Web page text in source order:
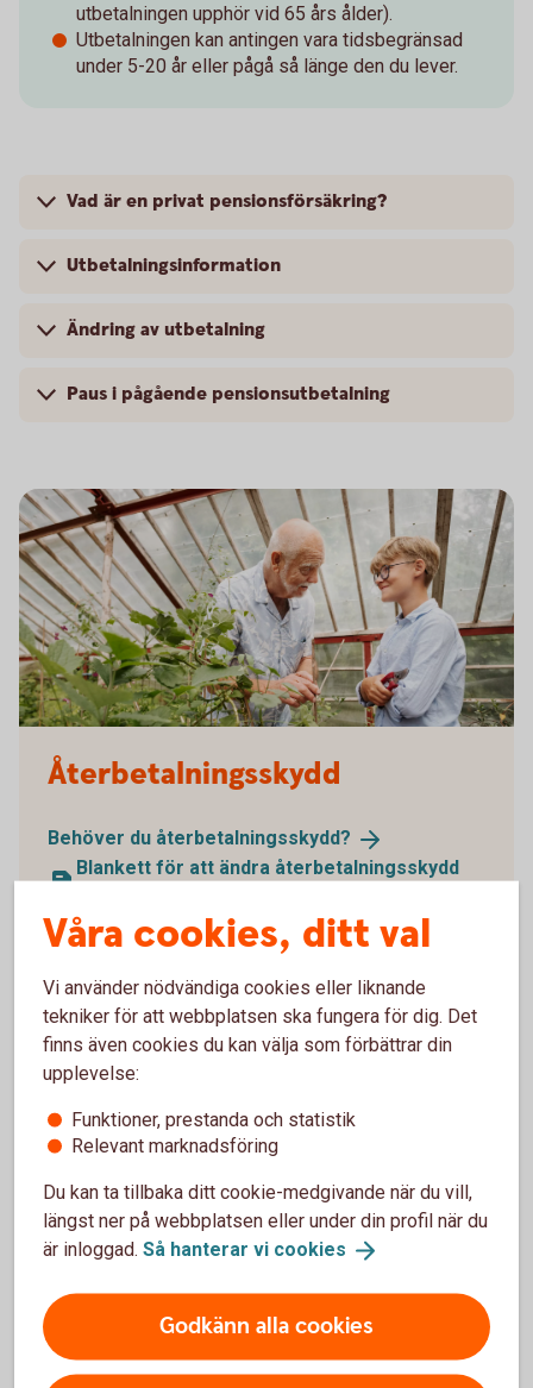
utbetalningen upphör vid 65 års ålder).
Utbetalningen kan antingen vara tidsbegränsad
under 5-20 år eller pågå så länge den du lever.
Vad är en privat pensionsförsäkring?
Utbetalningsinformation
Ändring av utbetalning
Paus i pågående pensionsutbetalning
Återbetalningsskydd
Behöver du återbetalningsskydd?
Blankett för att ändra återbetalningsskydd
1338652109
Ansök
Blankett för utbetalning (pdf)
Våra cookies, ditt val
Vi använder nödvändiga cookies eller liknande
tekniker för att webbplatsen ska fungera för dig. Det
finns även cookies du kan välja som förbättrar din
upplevelse:
Funktioner, prestanda och statistik
Relevant marknadsföring
Du kan ta tillbaka ditt cookie-medgivande när du vill,
längst ner på webbplatsen eller under din profil när du
är inloggad. Så hanterar vi cookies
Godkänn alla cookies